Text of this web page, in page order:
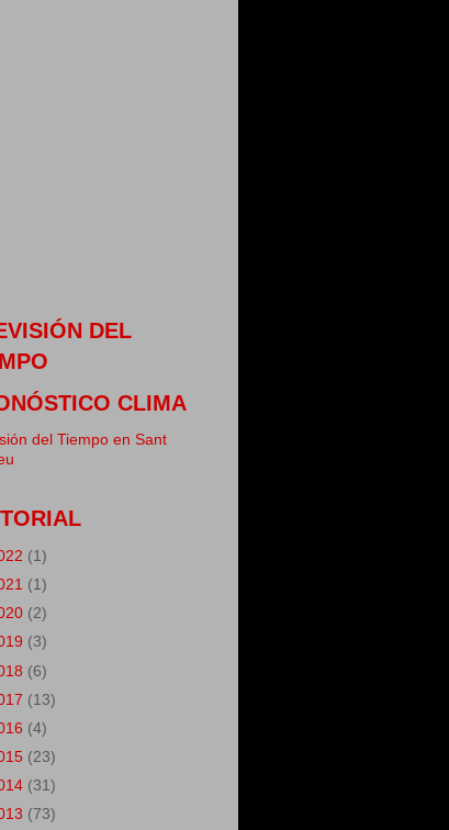
DEL
CLIMA
del Tiempo en Sant
(1)
(1)
(2)
(3)
(6)
(13)
(4)
(23)
(31)
(73)